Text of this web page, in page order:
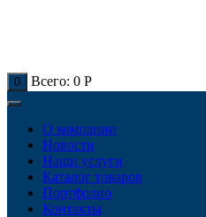
0 Всего: 0 Р
О компании
Новости
Наши услуги
Каталог товаров
Портфолио
Контакты